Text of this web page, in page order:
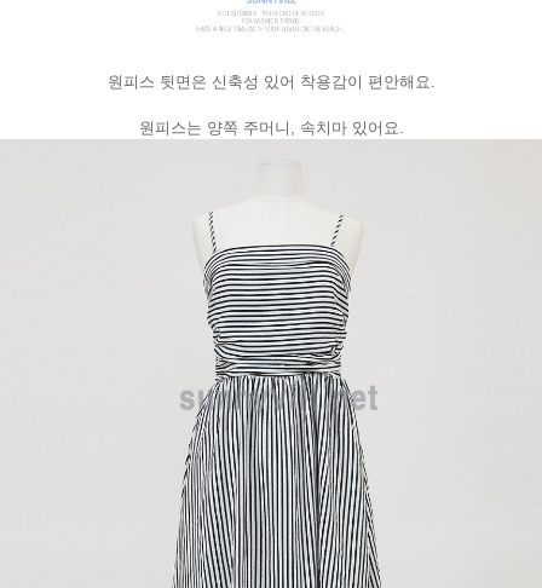
원피스 뒷면은 신축성 있어 착용감이 편안해요.
원피스는 양쪽 주머니, 속치마 있어요.